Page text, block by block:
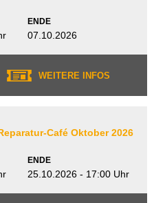
ENDE
07.10.2026
WEITERE INFOS
Café Oktober 2026
ENDE
25.10.2026 - 17:00 Uhr